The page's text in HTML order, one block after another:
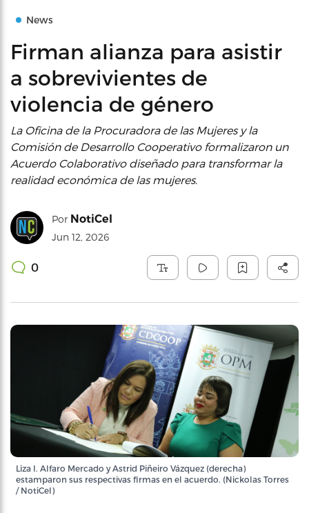
News
Firman alianza para asistir
a sobrevivientes de
violencia de género
La Oficina de la Procuradora de las Mujeres y la
Comisión de Desarrollo Cooperativo formalizaron un
Acuerdo Colaborativo diseñado para transformar la
realidad económica de las mujeres.
Por NotiCel
Jun 12, 2026
0
Liza I. Alfaro Mercado y Astrid Piñeiro Vázquez (derecha)
estamparon sus respectivas firmas en el acuerdo. (Nickolas Torres
/ NotiCel)